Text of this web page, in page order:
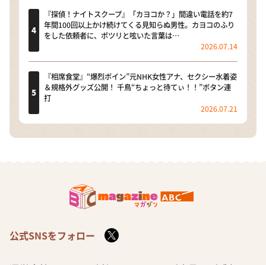
『探偵！ナイトスクープ』「カヨコか？」間違い電話を約7
年間100回以上かけ続けてくる見知らぬ男性。カヨコのふり
をした依頼者に、ポツリと呟いた言葉は…
2026.07.14
『相席食堂』“爆烈ボイン”元NHK女性アナ、セクシー水着姿
＆規格外グッズ公開！ 千鳥“ちょっと待てぃ！！”ボタン連
打
2026.07.21
公式SNSをフォロー